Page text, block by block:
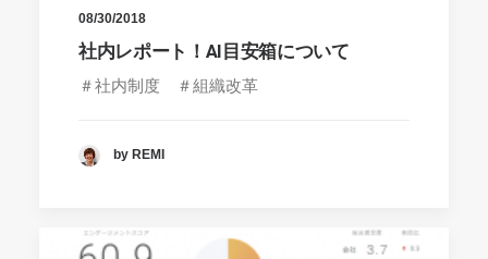
08/30/2018
社内レポート！AI目安箱について
＃社内制度 ＃組織改革
by REMI